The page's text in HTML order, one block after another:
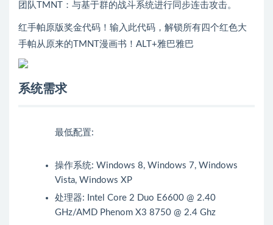
团队TMNT：与基于群的战斗系统进行同步连击攻击。
红手帕原版奖金代码！输入此代码，解锁所有四个红色大
手帕从原来的TMNT漫画书！ALT+雅巴雅巴
系统需求
最低配置:
操作系统: Windows 8, Windows 7, Windows
Vista, Windows XP
处理器: Intel Core 2 Duo E6600 @ 2.40
GHz/AMD Phenom X3 8750 @ 2.4 Ghz